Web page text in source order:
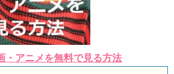
・アニメを無料で見る方法